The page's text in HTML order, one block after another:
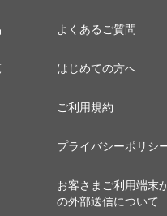
よくあるご質問
はじめての方へ
ご利用規約
プライバシーポリシ
お客さまご利用端末
の外部送信について